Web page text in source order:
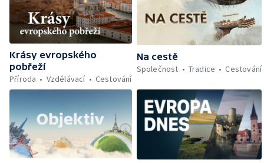
Krásy evropského
pobřeží
Příroda
Vzdělávací Cestování
Na cestě
Společnost
Tradice Cestování